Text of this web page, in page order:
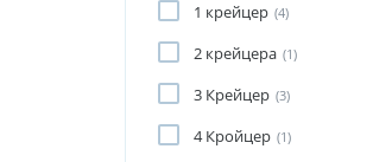
1 крейцер (4)
2 крейцера (1)
3 Крейцер (3)
4 Кройцер (1)